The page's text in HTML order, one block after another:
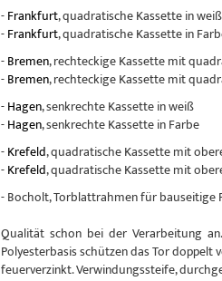
-Frankfurt, quadratische Kassette in weiß
-Frankfurt, quadratische Kassette in
-Bremen, rechteckige Kassette mit
-Bremen, rechteckige Kassette mit
-Hagen, senkrechte Kassette in weiß
-Hagen, senkrechte Kassette in Farbe
-Krefeld, quadratische Kassette mit
-Krefeld, quadratische Kassette mit
- Bocholt, Torblattrahmen für bauseitige
Qualität schon bei der Verarbeitung
Polyesterbasis schützen das Tor
feuerverzinkt. Verwindungssteife,